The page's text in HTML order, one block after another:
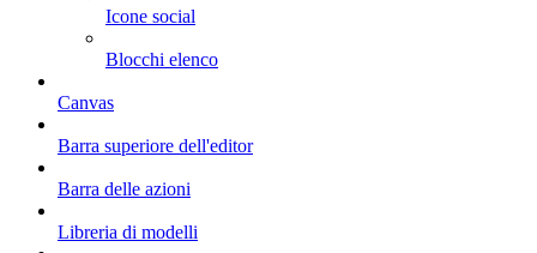
Icone social
Blocchi elenco
Canvas
Barra superiore dell'editor
Barra delle azioni
Libreria di modelli